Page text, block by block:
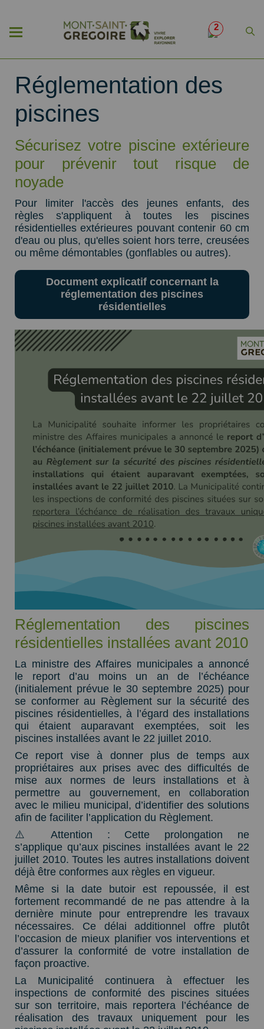
2
Réglementation des
piscines
Sécurisez votre piscine extérieure
pour prévenir tout risque de
noyade
Pour limiter l'accès des jeunes enfants, des
règles s'appliquent à toutes les piscines
résidentielles extérieures pouvant contenir 60 cm
d'eau ou plus, qu'elles soient hors terre, creusées
ou même démontables (gonflables ou autres).
Document explicatif concernant la
réglementation des piscines
résidentielles
Réglementation des piscines
résidentielles installées avant 2010
La ministre des Affaires municipales a annoncé
le report d’au moins un an de l’échéance
(initialement prévue le 30 septembre 2025) pour
se conformer au Règlement sur la sécurité des
piscines résidentielles, à l’égard des installations
qui étaient auparavant exemptées, soit les
piscines installées avant le 22 juillet 2010.
Ce report vise à donner plus de temps aux
propriétaires aux prises avec des difficultés de
mise aux normes de leurs installations et à
permettre au gouvernement, en collaboration
avec le milieu municipal, d’identifier des solutions
afin de faciliter l’application du Règlement.
⚠️ Attention : Cette prolongation ne
s’applique qu’aux piscines installées avant le 22
juillet 2010. Toutes les autres installations doivent
déjà être conformes aux règles en vigueur.
Même si la date butoir est repoussée, il est
fortement recommandé de ne pas attendre à la
dernière minute pour entreprendre les travaux
nécessaires. Ce délai additionnel offre plutôt
l’occasion de mieux planifier vos interventions et
d’assurer la conformité de votre installation de
façon proactive.
La Municipalité continuera à effectuer les
inspections de conformité des piscines situées
sur son territoire, mais reportera l’échéance de
réalisation des travaux uniquement pour les